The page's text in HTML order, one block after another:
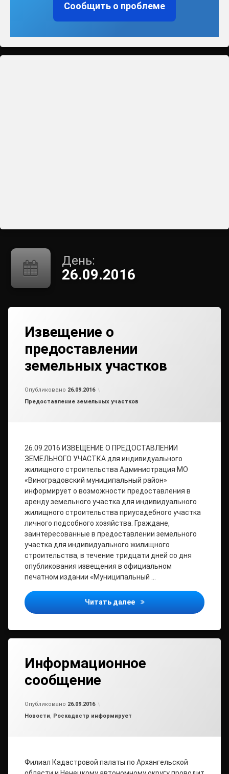
Сообщить о проблеме
День:
26.09.2016
Извещение о
предоставлении
земельных участков
Опубликовано 26.09.2016
Рубрики:
Предоставление земельных участков
26.09.2016 ИЗВЕЩЕНИЕ О ПРЕДОСТАВЛЕНИИ
ЗЕМЕЛЬНОГО УЧАСТКА для индивидуального
жилищного строительства Администрация МО
«Виноградовский муниципальный район»
информирует о возможности предоставления в
аренду земельного участка для индивидуального
жилищного строительства приусадебного участка
личного подсобного хозяйства. Граждане,
заинтересованные в предоставлении земельного
участка для индивидуального жилищного
строительства, в течение тридцати дней со дня
опубликования извещения в официальном
печатном издании «Муниципальный …
Читать далее Извещение о
Информационное
сообщение
Опубликовано 26.09.2016
Рубрики:
Новости, Роскадастр информирует
Филиал Кадастровой палаты по Архангельской